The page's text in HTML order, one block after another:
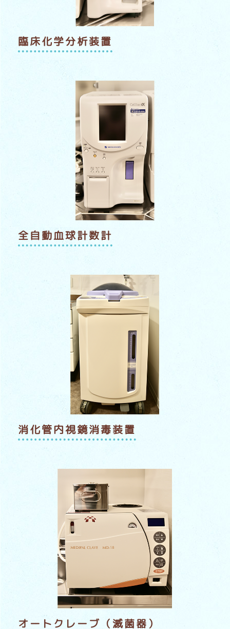
臨床化学分析装置
全自動血球計数計
消化管内視鏡消毒装置
オートクレーブ（滅菌器）